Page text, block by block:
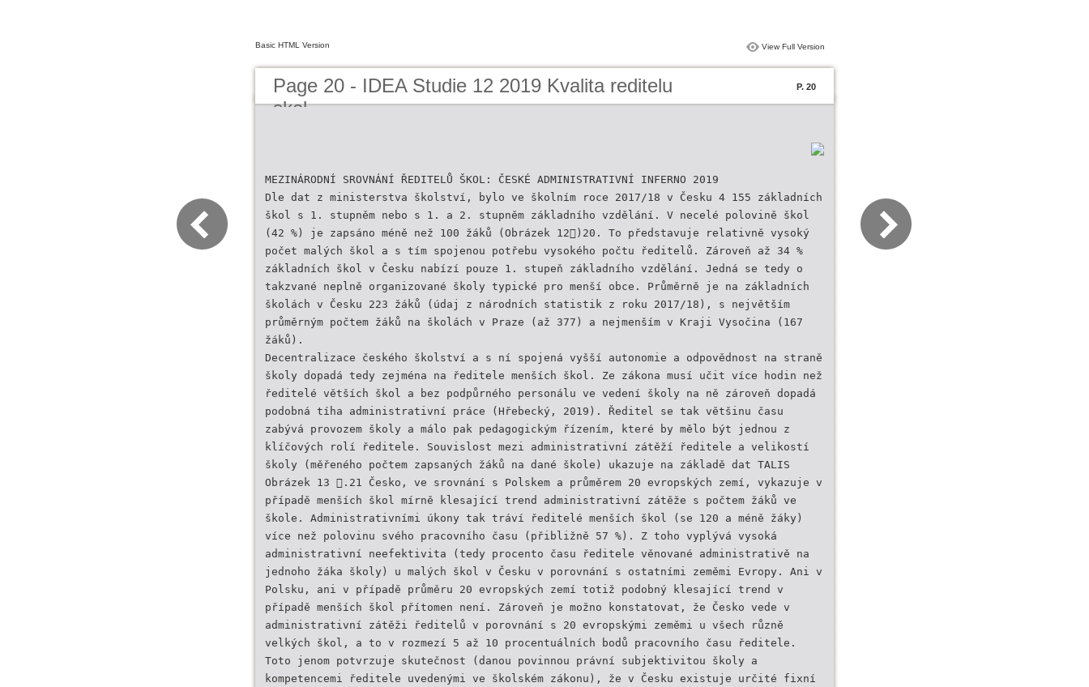
Basic HTML Version View Full Version
Page 20 - IDEA Studie 12 2019 Kvalita reditelu
skol
P. 20
MEZINÁRODNÍ SROVNÁNÍ ŘEDITELŮ ŠKOL: ČESKÉ ADMINISTRATIVNÍ INFERNO 2019
Dle dat z ministerstva školství, bylo ve školním roce 2017/18 v Česku 4 155 základních
škol s 1. stupněm nebo s 1. a 2. stupněm základního vzdělání. V necelé polovině škol
(42 %) je zapsáno méně než 100 žáků (Obrázek 12)20. To představuje relativně vysoký
počet malých škol a s tím spojenou potřebu vysokého počtu ředitelů. Zároveň až 34 %
základních škol v Česku nabízí pouze 1. stupeň základního vzdělání. Jedná se tedy o
takzvané neplně organizované školy typické pro menší obce. Průměrně je na základních
školách v Česku 223 žáků (údaj z národních statistik z roku 2017/18), s největším
průměrným počtem žáků na školách v Praze (až 377) a nejmenším v Kraji Vysočina (167
žáků).
Decentralizace českého školství a s ní spojená vyšší autonomie a odpovědnost na straně
školy dopadá tedy zejména na ředitele menších škol. Ze zákona musí učit více hodin než
ředitelé větších škol a bez podpůrného personálu ve vedení školy na ně zároveň dopadá
podobná tíha administrativní práce (Hřebecký, 2019). Ředitel se tak většinu času
zabývá provozem školy a málo pak pedagogickým řízením, které by mělo být jednou z
klíčových rolí ředitele. Souvislost mezi administrativní zátěží ředitele a velikostí
školy (měřeného počtem zapsaných žáků na dané škole) ukazuje na základě dat TALIS
Obrázek 13 .21 Česko, ve srovnání s Polskem a průměrem 20 evropských zemí, vykazuje v
případě menších škol mírně klesající trend administrativní zátěže s počtem žáků ve
škole. Administrativními úkony tak tráví ředitelé menších škol (se 120 a méně žáky)
více než polovinu svého pracovního času (přibližně 57 %). Z toho vyplývá vysoká
administrativní neefektivita (tedy procento času ředitele věnované administrativě na
jednoho žáka školy) u malých škol v Česku v porovnání s ostatními zeměmi Evropy. Ani v
Polsku, ani v případě průměru 20 evropských zemí totiž podobný klesající trend v
případě menších škol přítomen není. Zároveň je možno konstatovat, že Česko vede v
administrativní zátěži ředitelů v porovnání s 20 evropskými zeměmi u všech různě
velkých škol, a to v rozmezí 5 až 10 procentuálních bodů pracovního času ředitele.
Toto jenom potvrzuje skutečnost (danou povinnou právní subjektivitou školy a
kompetencemi ředitele uvedenými ve školském zákonu), že v Česku existuje určité fixní